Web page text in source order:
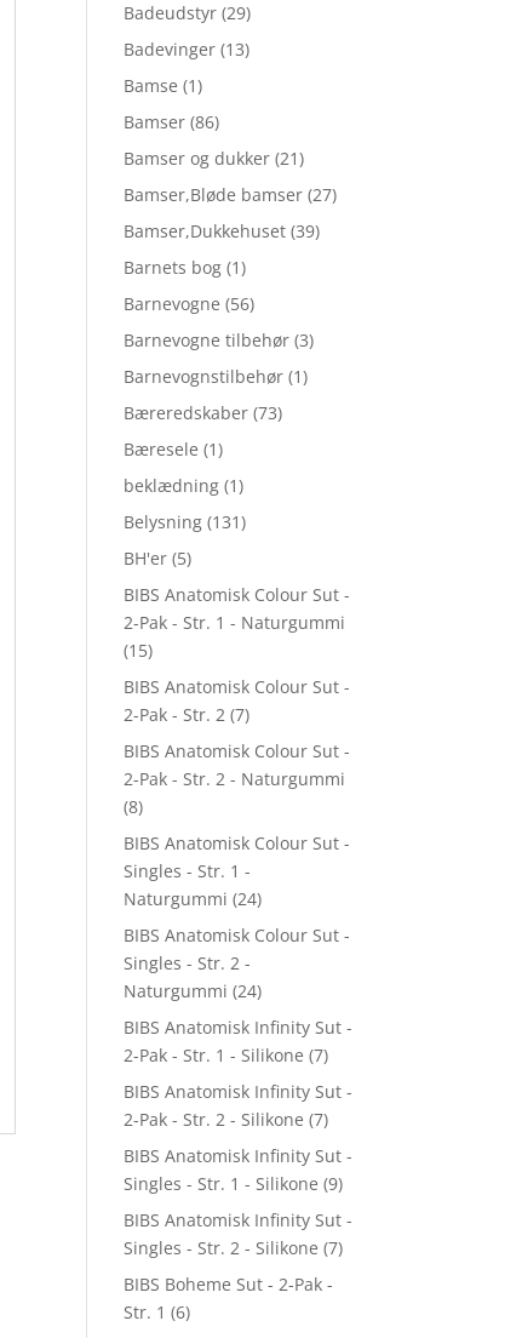
Badeudstyr (29)
Badevinger (13)
Bamse (1)
Bamser (86)
Bamser og dukker (21)
Bamser,Bløde bamser (27)
Bamser,Dukkehuset (39)
Barnets bog (1)
Barnevogne (56)
Barnevogne tilbehør (3)
Barnevognstilbehør (1)
Bæreredskaber (73)
Bæresele (1)
beklædning (1)
Belysning (131)
BH'er (5)
BIBS Anatomisk Colour Sut -
2-Pak - Str. 1 - Naturgummi
(15)
BIBS Anatomisk Colour Sut -
2-Pak - Str. 2 (7)
BIBS Anatomisk Colour Sut -
2-Pak - Str. 2 - Naturgummi
(8)
BIBS Anatomisk Colour Sut -
Singles - Str. 1 -
Naturgummi (24)
BIBS Anatomisk Colour Sut -
Singles - Str. 2 -
Naturgummi (24)
BIBS Anatomisk Infinity Sut -
2-Pak - Str. 1 - Silikone (7)
BIBS Anatomisk Infinity Sut -
2-Pak - Str. 2 - Silikone (7)
BIBS Anatomisk Infinity Sut -
Singles - Str. 1 - Silikone (9)
BIBS Anatomisk Infinity Sut -
Singles - Str. 2 - Silikone (7)
BIBS Boheme Sut - 2-Pak -
Str. 1 (6)